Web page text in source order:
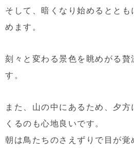
そして、暗くなり始めるとと
めます。
刻々と変わる景色を眺めがる贅
す。
また、山の中にあるため、夕
くるのも心地良いです。
朝は鳥たちのさえずりで目が覚